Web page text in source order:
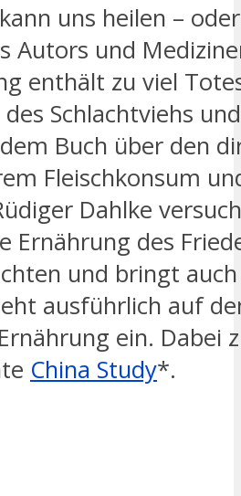
uns heilen –
Autors und
enthält zu viel
Schlachtviehs
Buch über den
Fleischkonsum
Dahlke
Ernährung des
und bringt
ausführlich auf
ein. Dabei
China Study*.